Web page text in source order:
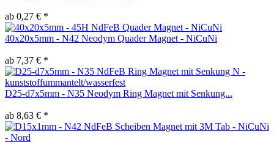
ab 0,27 € *
40x20x5mm - N42 Neodym Quader Magnet - NiCuNi
ab 7,37 € *
D25-d7x5mm - N35 Neodym Ring Magnet mit Senkung...
ab 8,63 € *